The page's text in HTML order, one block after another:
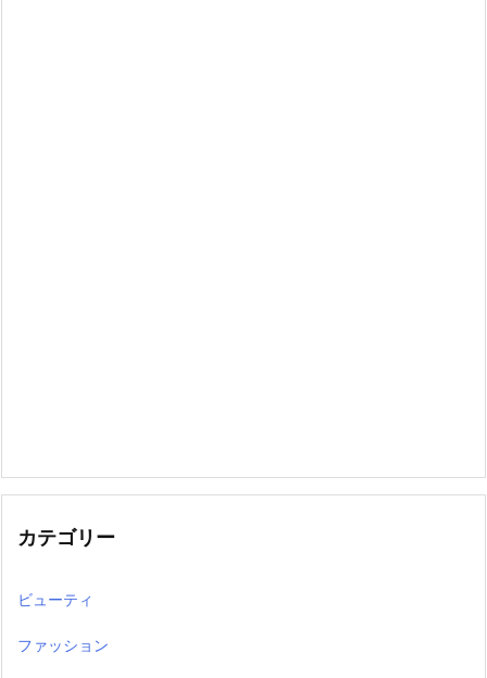
カテゴリー
ビューティ
ファッション